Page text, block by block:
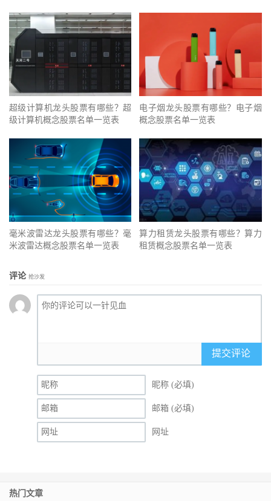
超级计算机龙头股票有哪些？超
级计算机概念股票名单一览表
电子烟龙头股票有哪些？电子烟
概念股票名单一览表
毫米波雷达龙头股票有哪些？毫
米波雷达概念股票名单一览表
算力租赁龙头股票有哪些？算力
租赁概念股票名单一览表
评论 抢沙发
提交评论
昵称 (必填)
邮箱 (必填)
网址
热门文章